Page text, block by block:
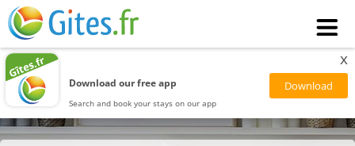
Download our free app
Search and book your stays on our app
x